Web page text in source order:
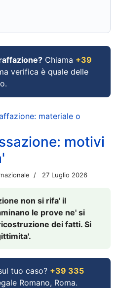
Chiama +39
verifica è quale delle
materiale o
motivi
27 Luglio 2026
non si rifa' il
le prove ne' si
dei fatti. Si
tuo caso? +39 335
Romano, Roma.